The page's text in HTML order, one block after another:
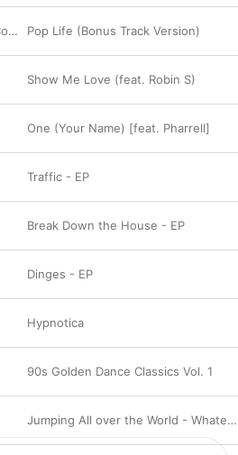
、Steve Angello
Pop Life (Bonus Track Version)
Show Me Love (feat. Robin S)
One (Your Name) [feat. Pharrell]
Traffic - EP
Break Down the House - EP
Dinges - EP
Hypnotica
90s Golden Dance Classics Vol. 1
Jumping All over the World - Whatever You Want